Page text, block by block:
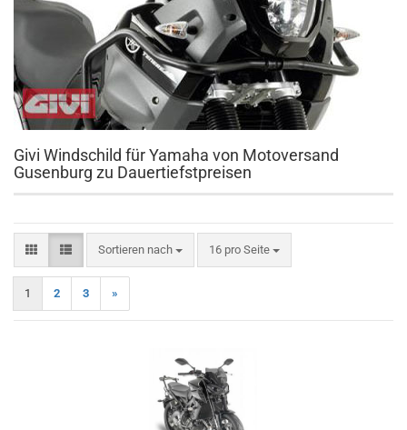
Givi Windschild für Yamaha von Motoversand
Gusenburg zu Dauertiefstpreisen
Sortieren nach
Sortieren nach 16 pro Seite
pro Seite
1 2 3 »